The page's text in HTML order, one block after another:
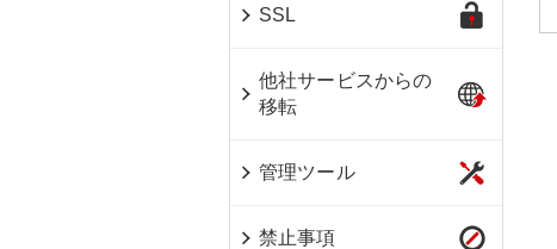
SSL
他社サービスからの
移転
管理ツール
禁止事項